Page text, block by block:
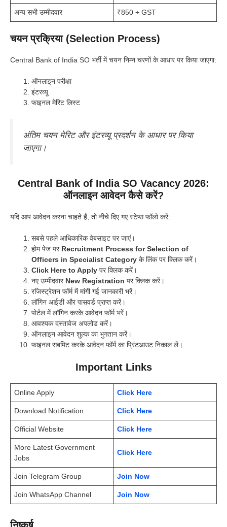
अन्य सभी उम्मीदवार ₹850 + GST
चयन प्रक्रिया (Selection Process)
Central Bank of India SO भर्ती में चयन निम्न चरणों के आधार पर किया जाएगा:
ऑनलाइन परीक्षा
इंटरव्यू
फाइनल मेरिट लिस्ट
अंतिम चयन मेरिट और इंटरव्यू प्रदर्शन के आधार पर किया
जाएगा।
Central Bank of India SO Vacancy 2026:
ऑनलाइन आवेदन कैसे करें?
यदि आप आवेदन करना चाहते हैं, तो नीचे दिए गए स्टेप्स फॉलो करें:
सबसे पहले आधिकारिक वेबसाइट पर जाएं।
होम पेज पर Recruitment Process for Selection of
Officers in Specialist Category के लिंक पर क्लिक करें।
Click Here to Apply पर क्लिक करें।
नए उम्मीदवार New Registration पर क्लिक करें।
रजिस्ट्रेशन फॉर्म में मांगी गई जानकारी भरें।
लॉगिन आईडी और पासवर्ड प्राप्त करें।
पोर्टल में लॉगिन करके आवेदन फॉर्म भरें।
आवश्यक दस्तावेज अपलोड करें।
ऑनलाइन आवेदन शुल्क का भुगतान करें।
फाइनल सबमिट करके आवेदन फॉर्म का प्रिंटआउट निकाल लें।
Important Links
Online Apply Click Here
Download Notification Click Here
Official Website Click Here
More Latest Government
Jobs
Click Here
Join Telegram Group Join Now
Join WhatsApp Channel Join Now